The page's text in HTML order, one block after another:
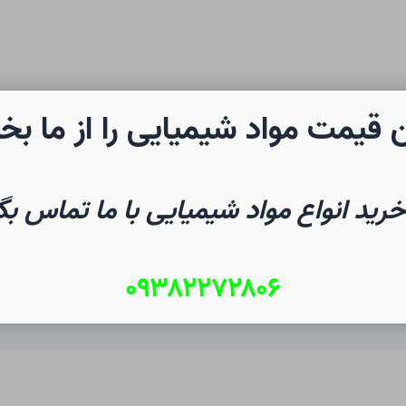
شیمی صفحه نخست
قیمت مواد شیمیایی را از ما
انواع مواد شیمیایی با ما تماس
۰۹۳۸۲۲۷۲۸۰۶